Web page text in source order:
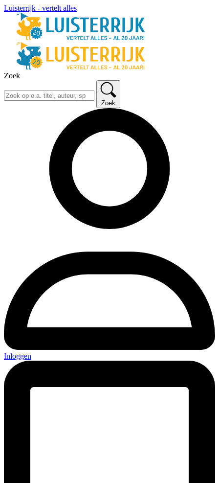
Luisterrijk - vertelt alles
Zoek
Zoek
Inloggen